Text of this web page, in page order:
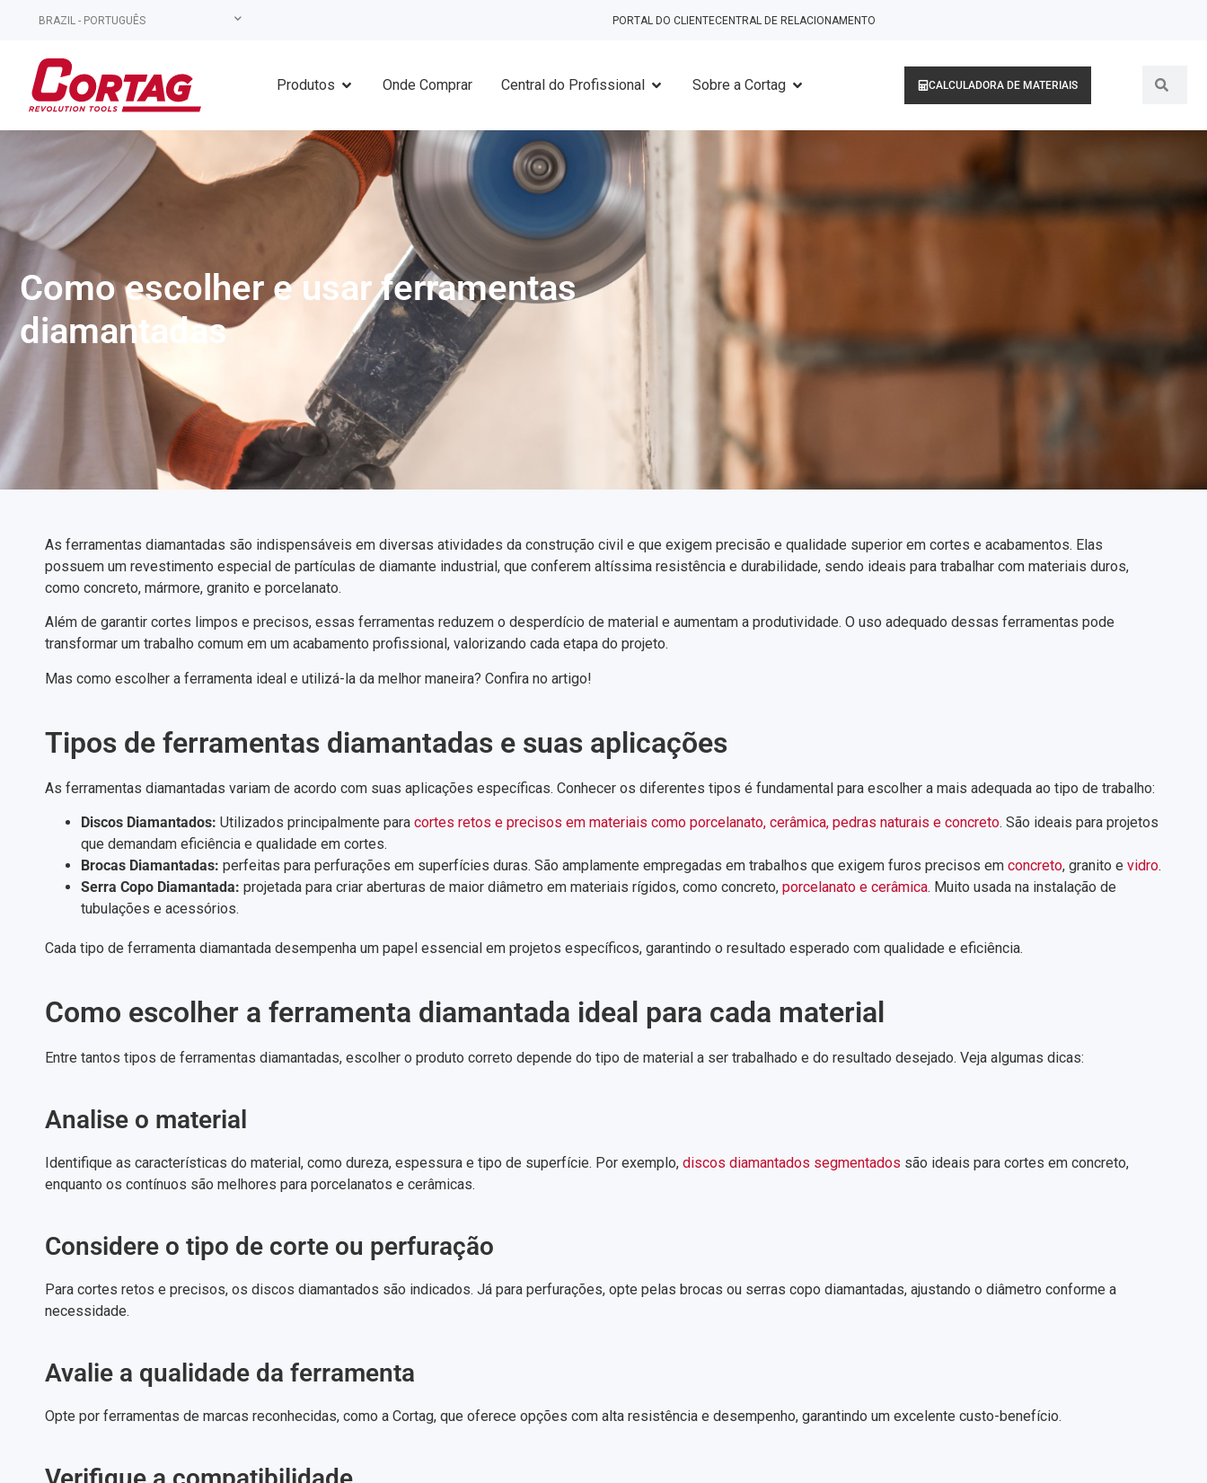
BRAZIL - PORTUGUÊS PORTAL DO CLIENTECENTRAL DE RELACIONAMENTO
Produtos Onde Comprar Central do Profissional Sobre a Cortag CALCULADORA DE MATERIAIS
Como escolher e usar ferramentas
diamantadas
As ferramentas diamantadas são indispensáveis em diversas atividades da construção civil e que exigem precisão e qualidade superior em cortes e acabamentos. Elas
possuem um revestimento especial de partículas de diamante industrial, que conferem altíssima resistência e durabilidade, sendo ideais para trabalhar com materiais duros,
como concreto, mármore, granito e porcelanato.
Além de garantir cortes limpos e precisos, essas ferramentas reduzem o desperdício de material e aumentam a produtividade. O uso adequado dessas ferramentas pode
transformar um trabalho comum em um acabamento profissional, valorizando cada etapa do projeto.
Mas como escolher a ferramenta ideal e utilizá-la da melhor maneira? Confira no artigo!
Tipos de ferramentas diamantadas e suas aplicações
As ferramentas diamantadas variam de acordo com suas aplicações específicas. Conhecer os diferentes tipos é fundamental para escolher a mais adequada ao tipo de trabalho:
Discos Diamantados: Utilizados principalmente para cortes retos e precisos em materiais como porcelanato, cerâmica, pedras naturais e concreto. São ideais para projetos
que demandam eficiência e qualidade em cortes.
Brocas Diamantadas: perfeitas para perfurações em superfícies duras. São amplamente empregadas em trabalhos que exigem furos precisos em concreto, granito e vidro.
Serra Copo Diamantada: projetada para criar aberturas de maior diâmetro em materiais rígidos, como concreto, porcelanato e cerâmica. Muito usada na instalação de
tubulações e acessórios.
Cada tipo de ferramenta diamantada desempenha um papel essencial em projetos específicos, garantindo o resultado esperado com qualidade e eficiência.
Como escolher a ferramenta diamantada ideal para cada material
Entre tantos tipos de ferramentas diamantadas, escolher o produto correto depende do tipo de material a ser trabalhado e do resultado desejado. Veja algumas dicas:
Analise o material
Identifique as características do material, como dureza, espessura e tipo de superfície. Por exemplo, discos diamantados segmentados são ideais para cortes em concreto,
enquanto os contínuos são melhores para porcelanatos e cerâmicas.
Considere o tipo de corte ou perfuração
Para cortes retos e precisos, os discos diamantados são indicados. Já para perfurações, opte pelas brocas ou serras copo diamantadas, ajustando o diâmetro conforme a
necessidade.
Avalie a qualidade da ferramenta
Opte por ferramentas de marcas reconhecidas, como a Cortag, que oferece opções com alta resistência e desempenho, garantindo um excelente custo-benefício.